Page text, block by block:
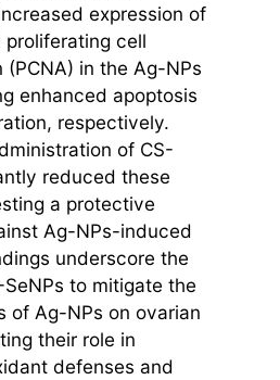
expression of
cell
(PCNA) in the Ag-NPs
enhanced apoptosis
respectively.
of CS-
reduced these
a protective
Ag-NPs-induced
underscore the
to mitigate the
of Ag-NPs on ovarian
their role in
defenses and